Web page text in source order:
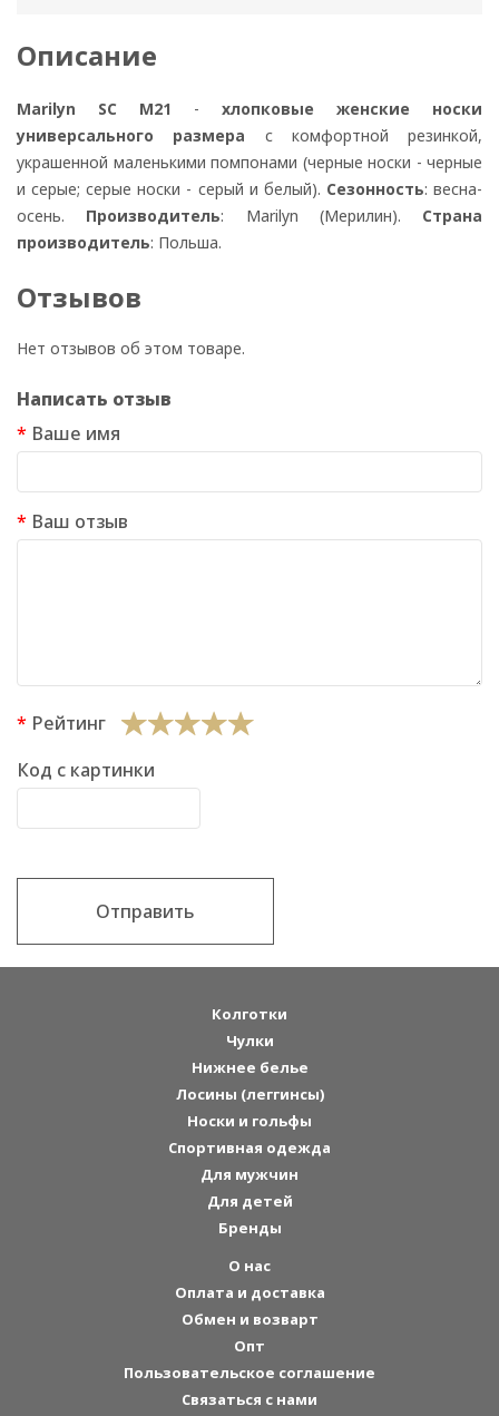
Описание
Marilyn SC M21 - хлопковые женские носки
универсального размера с комфортной резинкой,
украшенной маленькими помпонами (черные носки - черные
и серые; серые носки - серый и белый). Сезонность: весна-
осень. Производитель: Marilyn (Мерилин). Страна
производитель: Польша.
Отзывов
Нет отзывов об этом товаре.
Написать отзыв
Ваше имя
Ваш отзыв
Рейтинг
Код с картинки
Отправить
Колготки
Чулки
Нижнее белье
Лосины (леггинсы)
Носки и гольфы
Спортивная одежда
Для мужчин
Для детей
Бренды
О нас
Оплата и доставка
Обмен и возварт
Опт
Пользовательское соглашение
Связаться с нами